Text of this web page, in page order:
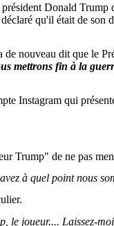
Donald Trump
qu'il était de son
de nouveau dit que le
mettrons fin à la
Instagram qui
Trump" de ne pas
à quel point nous
, le joueur.... Laissez-